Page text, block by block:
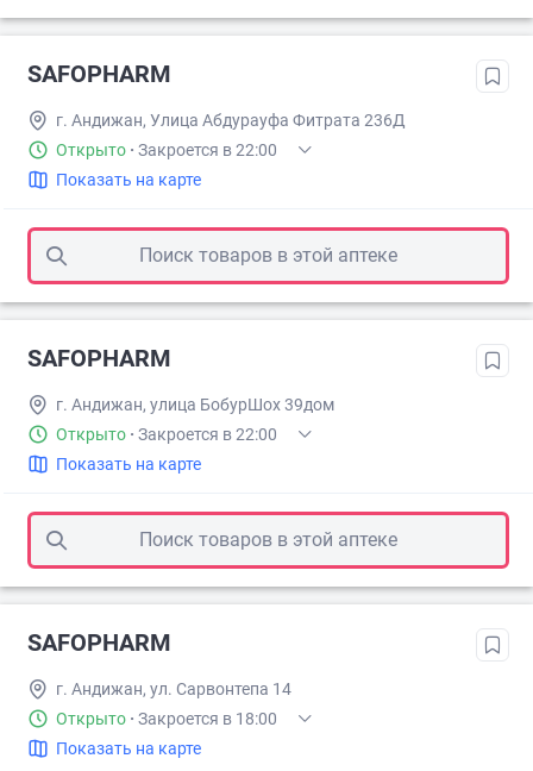
SAFOPHARM
г. Андижан, Улица Абдурауфа Фитрата 236Д
Открыто · Закроется в 22:00
Показать на карте
Поиск товаров в этой аптеке
SAFOPHARM
г. Андижан, улица БобурШох 39дом
Открыто · Закроется в 22:00
Показать на карте
Поиск товаров в этой аптеке
SAFOPHARM
г. Андижан, ул. Сарвонтепа 14
Открыто · Закроется в 18:00
Показать на карте